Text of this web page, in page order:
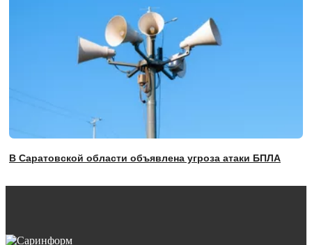
В Саратовской области объявлена угроза атаки БПЛА